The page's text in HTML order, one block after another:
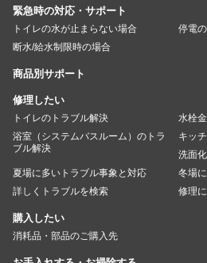
緊急時の対応・サポート
トイレの水が止まらない場合
停電
断水/給水制限時の場合
商品別サポート
修理したい
トイレのトラブル解決
水栓
浴室（システムバスルーム）のトラ
ブル解決
キッ
洗面
夏場に多いトラブル事象と対応
冬場
詳しくトラブルを検索
修理
購入したい
消耗品・部品のご購入先